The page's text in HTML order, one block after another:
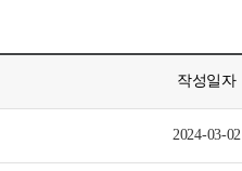
작성일자
2024-03-02